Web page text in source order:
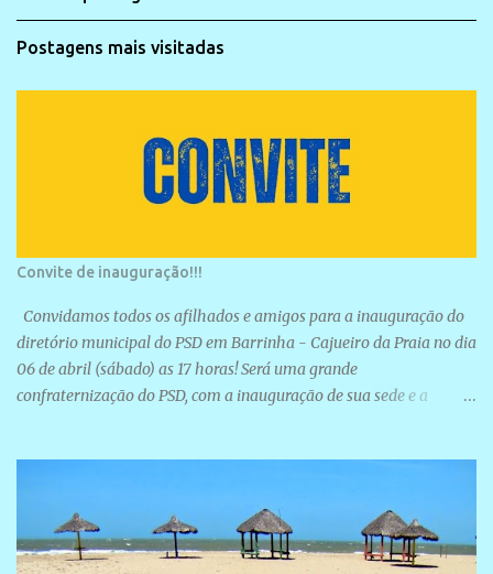
Postagens mais visitadas
Convite de inauguração!!!
Convidamos todos os afilhados e amigos para a inauguração do
diretório municipal do PSD em Barrinha - Cajueiro da Praia no dia
06 de abril (sábado) as 17 horas! Será uma grande
confraternização do PSD, com a inauguração de sua sede e a